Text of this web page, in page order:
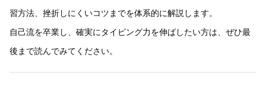
習方法、挫折しにくいコツまでを体系的に解説します。
自己流を卒業し、確実にタイピング力を伸ばしたい方は、ぜひ最
後まで読んでみてください。